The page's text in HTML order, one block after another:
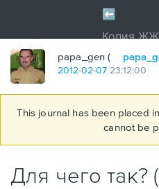
papa_gen (
2012-02-07 23:12:00
This journal has been placed
cannot be
Для чего так?